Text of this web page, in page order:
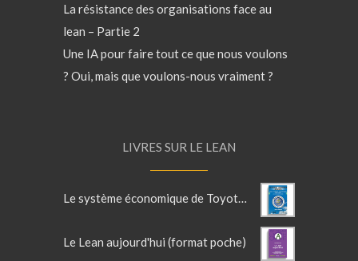
La résistance des organisations face au
lean – Partie 2
Une IA pour faire tout ce que nous voulons
? Oui, mais que voulons-nous vraiment ?
LIVRES SUR LE LEAN
Le système économique de Toyota - TOME 1
Le Lean aujourd'hui (format poche)